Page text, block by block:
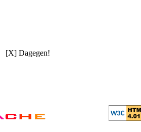
[X] Dagegen!